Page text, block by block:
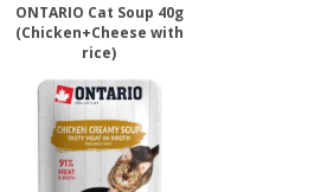
ONTARIO Cat Soup 40g
(Chicken+Cheese with
rice)